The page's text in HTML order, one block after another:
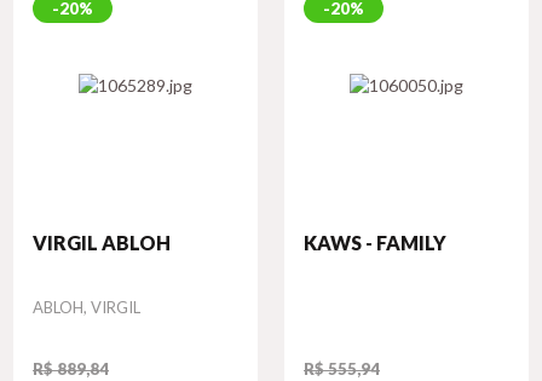
20%
VIRGIL ABLOH
Autor
ABLOH, VIRGIL
R$ 889,84
20%
KAWS - FAMILY
R$ 555,94